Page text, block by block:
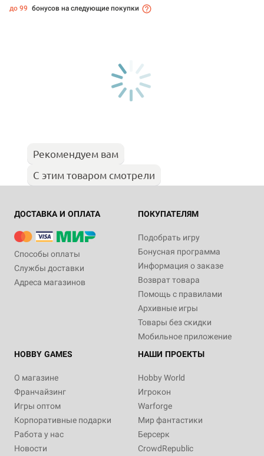
до 99 бонусов на следующие покупки
Рекомендуем вам
С этим товаром смотрели
ДОСТАВКА И ОПЛАТА
Способы оплаты
Службы доставки
Адреса магазинов
ПОКУПАТЕЛЯМ
Подобрать игру
Бонусная программа
Информация о заказе
Возврат товара
Помощь с правилами
Архивные игры
Товары без скидки
Мобильное приложение
HOBBY GAMES
О магазине
Франчайзинг
Игры оптом
Корпоративные подарки
Работа у нас
Новости
НАШИ ПРОЕКТЫ
Hobby World
Игрокон
Warforge
Мир фантастики
Берсерк
CrowdRepublic